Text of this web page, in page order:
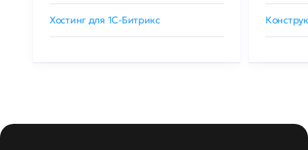
Хостинг для 1C-Битрикс